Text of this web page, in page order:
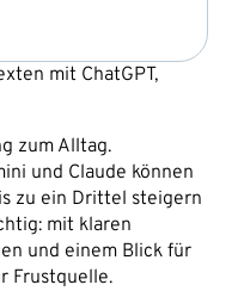
mit ChatGPT,
zum Alltag.
und Claude können
zu ein Drittel steigern
mit klaren
und einem Blick für
Frustquelle.